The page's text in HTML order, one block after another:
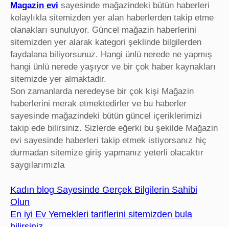
Magazin evi sayesinde mağazindeki bütün haberleri
kolaylıkla sitemizden yer alan haberlerden takip etme
olanakları sunuluyor. Güncel mağazin haberlerini
sitemizden yer alarak kategori şeklinde bilgilerden
faydalana biliyorsunuz. Hangi ünlü nerede ne yapmış
hangi ünlü nerede yaşıyor ve bir çok haber kaynakları
sitemizde yer almaktadir.
Son zamanlarda neredeyse bir çok kişi Mağazin
haberlerini merak etmektedirler ve bu haberler
sayesinde mağazindeki bütün güncel içeriklerimizi
takip ede bilirsiniz. Sizlerde eğerki bu şekilde Mağazin
evi sayesinde haberleri takip etmek istiyorsanız hiç
durmadan sitemize giriş yapmanız yeterli olacaktır
saygılarımızla
Kadın blog Sayesinde Gerçek Bilgilerin Sahibi
Olun
En iyi Ev Yemekleri tariflerini sitemizden bula